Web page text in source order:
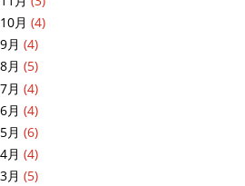
10月 (4)
9月 (4)
8月 (5)
7月 (4)
6月 (4)
5月 (6)
4月 (4)
3月 (5)